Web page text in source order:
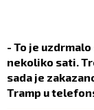
- To je
nekoliko sati.
sada je
Tramp u